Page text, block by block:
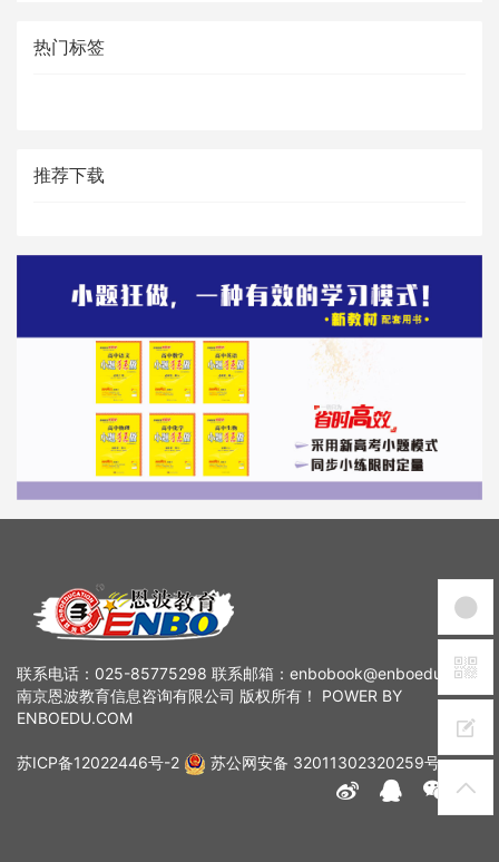
热门标签
推荐下载
联系电话：025-85775298 联系邮箱：enbobook@enboedu.com
南京恩波教育信息咨询有限公司 版权所有！ POWER BY
ENBOEDU.COM
苏ICP备12022446号-2 苏公网安备 32011302320259号